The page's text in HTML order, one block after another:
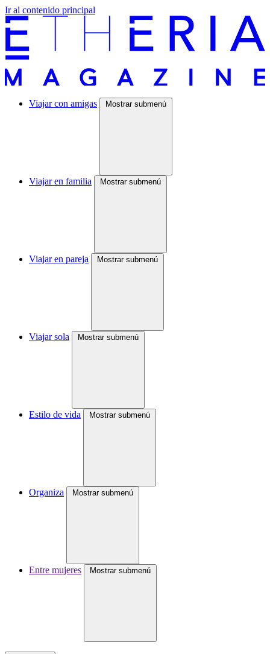
Ir al contenido principal
Viajar con amigas Mostrar submenú
Viajar en familia Mostrar submenú
Viajar en pareja Mostrar submenú
Viajar sola Mostrar submenú
Estilo de vida Mostrar submenú
Organiza Mostrar submenú
Entre mujeres Mostrar submenú